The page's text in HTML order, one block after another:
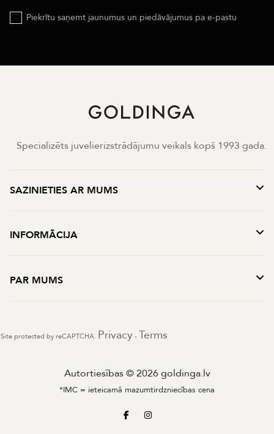
Piekrītu saņemt jaunumus un piedāvājumus pa e-pastu
Specializēts juvelierizstrādājumu veikals kopš 1993 gada.
SAZINIETIES AR MUMS
INFORMĀCIJA
PAR MUMS
Site protected by reCAPTCHA. Privacy - Terms
Autortiesības © 2026 goldinga.lv
*IMC = ieteicamā mazumtirdzniecības cena